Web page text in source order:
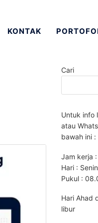
KONTAK
Cari
Untuk info
atau
bawah ini :
Jam kerja
Hari :
Pukul :
Hari Ahad
libur